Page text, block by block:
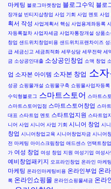
마케팅 블로그마켓창업 블로그수익 블로
장개설 빈티지샵창업 사업 기회 사업 멘토 사업
획서 작성 사업계획서 핵심 사업용계좌등록
자등록절차 사업자세금 사업자통장개설 상품소
창업 샌드위치창업비용 샌드위치프랜차이즈
급 세금신고 세금최적화 세무상담 세무전략 세
금 소상공인대출 소상공인창업 소액 창업
업 소자본 아이템 소자본 창업 소
성공 쇼핑몰개설 쇼핑몰구축 쇼핑몰사업자등록
수익형블로그 스마트스토어 스마트스
스마트스토어입점 스마트스토어창업 스마
대표 스타트업 멘토 스타트업지원 스타트업
니어 사업 시니어 사업 기회 시니어 창업 시
창업 시니어창업교육 시니어창업자금 시니어
전 마케팅 아이스크림창업 애드센스 언택트창업
가 여성 창업 여성 창업 지원 여성기업 여성
예비창업패키지 오프라인창업 온라인 마케팅
마케팅 온라인마케팅비용 온라인부업 온
록 온라인쇼핑몰 온라인쇼핑몰세금 온라